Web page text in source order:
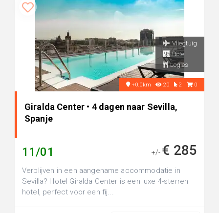
Vliegtuig
Hotel
Logies
+0.0km 20 2 0
Giralda Center • 4 dagen naar Sevilla,
Spanje
11/01 +/- € 285
Verblijven in een aangename accommodatie in
Sevilla? Hotel Giralda Center is een luxe 4-sterren
hotel, perfect voor een fij...